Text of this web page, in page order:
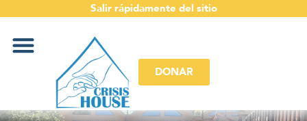
Salir rápidamente del sitio
DONAR